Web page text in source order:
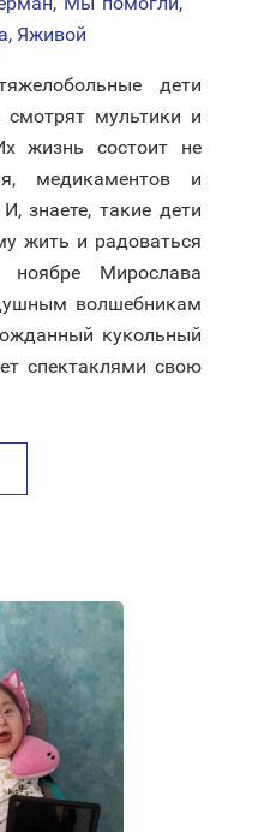
, Яживой
дети
мультики и
жизнь состоит не
медикаментов и
знаете, такие дети
жить и радоваться
Мирослава
волшебникам
кукольный
спектаклями свою